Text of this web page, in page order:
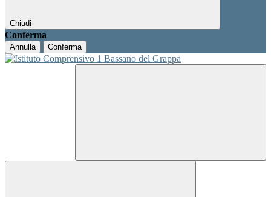
Chiudi
Conferma
Annulla Conferma